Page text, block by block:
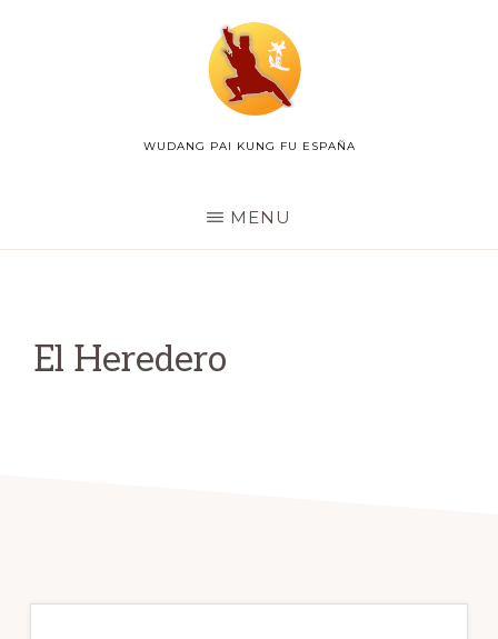
WUDANG
WUDANG PAI KUNG FU ESPAÑA
MENU
El Heredero